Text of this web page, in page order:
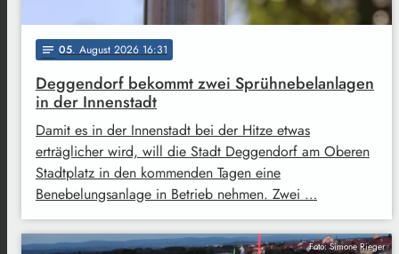
notes 05. August 2026 16:31
Deggendorf bekommt zwei Sprühnebelanlagen
in der Innenstadt
Damit es in der Innenstadt bei der Hitze etwas
erträglicher wird, will die Stadt Deggendorf am Oberen
Stadtplatz in den kommenden Tagen eine
Benebelungsanlage in Betrieb nehmen. Zwei …
Foto: Simone Rieger